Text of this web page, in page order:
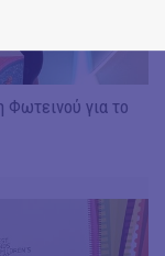
για το